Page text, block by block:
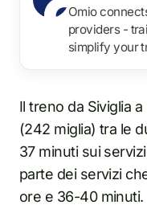
Omio
providers -
simplify your
Il treno da Siviglia
(242 miglia) tra le
37 minuti sui
parte dei servizi
ore e 36-40